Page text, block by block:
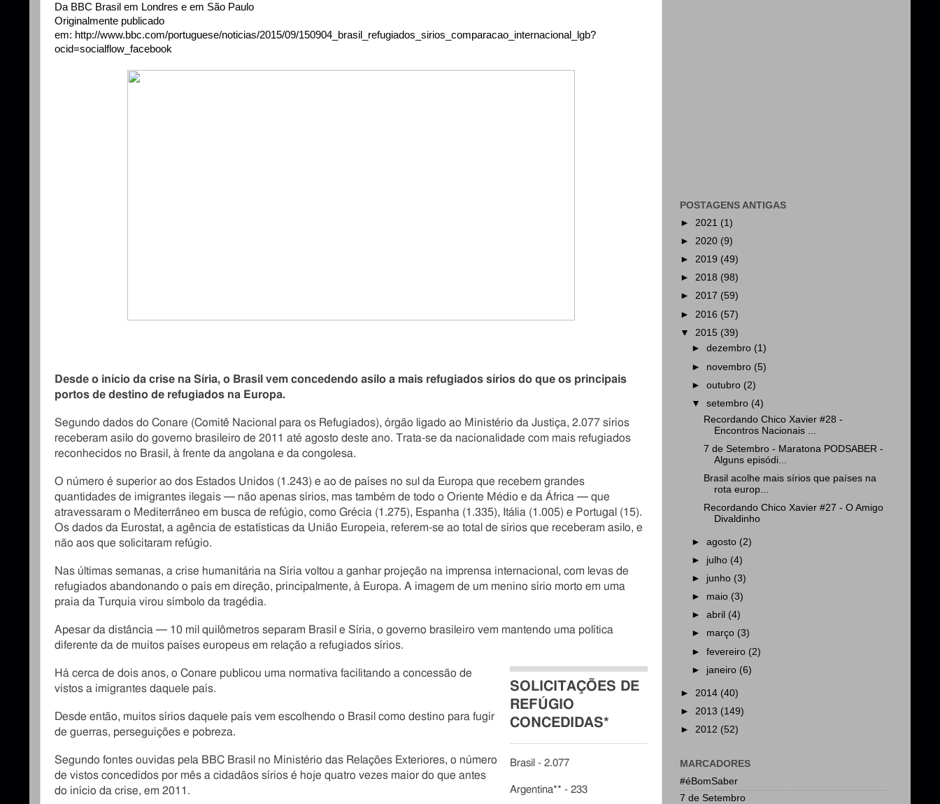
Da BBC Brasil em Londres e em São Paulo
Originalmente publicado
em: http://www.bbc.com/portuguese/noticias/2015/09/150904_brasil_refugiados_sirios_comparacao_internacional_lgb?
ocid=socialflow_facebook
Desde o início da crise na Síria, o Brasil vem concedendo asilo a mais refugiados sírios do que os principais
portos de destino de refugiados na Europa.
Segundo dados do Conare (Comitê Nacional para os Refugiados), órgão ligado ao Ministério da Justiça, 2.077 sírios
receberam asilo do governo brasileiro de 2011 até agosto deste ano. Trata-se da nacionalidade com mais refugiados
reconhecidos no Brasil, à frente da angolana e da congolesa.
O número é superior ao dos Estados Unidos (1.243) e ao de países no sul da Europa que recebem grandes
quantidades de imigrantes ilegais ─ não apenas sírios, mas também de todo o Oriente Médio e da África ─ que
atravessaram o Mediterrâneo em busca de refúgio, como Grécia (1.275), Espanha (1.335), Itália (1.005) e Portugal (15).
Os dados da Eurostat, a agência de estatísticas da União Europeia, referem-se ao total de sírios que receberam asilo, e
não aos que solicitaram refúgio.
Nas últimas semanas, a crise humanitária na Síria voltou a ganhar projeção na imprensa internacional, com levas de
refugiados abandonando o país em direção, principalmente, à Europa. A imagem de um menino sírio morto em uma
praia da Turquia virou símbolo da tragédia.
Apesar da distância ─ 10 mil quilômetros separam Brasil e Síria, o governo brasileiro vem mantendo uma política
diferente da de muitos países europeus em relação a refugiados sírios.
SOLICITAÇÕES DE
REFÚGIO
CONCEDIDAS*
Brasil - 2.077
Argentina** - 233
Há cerca de dois anos, o Conare publicou uma normativa facilitando a concessão de
vistos a imigrantes daquele país.
Desde então, muitos sírios daquele país vem escolhendo o Brasil como destino para fugir
de guerras, perseguições e pobreza.
Segundo fontes ouvidas pela BBC Brasil no Ministério das Relações Exteriores, o número
de vistos concedidos por mês a cidadãos sírios é hoje quatro vezes maior do que antes
do início da crise, em 2011.
POSTAGENS ANTIGAS
► 2021 (1)
► 2020 (9)
► 2019 (49)
► 2018 (98)
► 2017 (59)
► 2016 (57)
▼ 2015 (39)
►dezembro (1)
► novembro (5)
►outubro (2)
▼setembro (4)
Recordando Chico Xavier #28 -
Encontros Nacionais ...
7 de Setembro - Maratona PODSABER -
Alguns episódi...
Brasil acolhe mais sírios que países na
rota europ...
Recordando Chico Xavier #27 - O Amigo
Divaldinho
►agosto (2)
► julho (4)
► junho (3)
► maio (3)
►abril (4)
► março (3)
►fevereiro (2)
► janeiro (6)
► 2014 (40)
► 2013 (149)
► 2012 (52)
MARCADORES
#éBomSaber
7 de Setembro